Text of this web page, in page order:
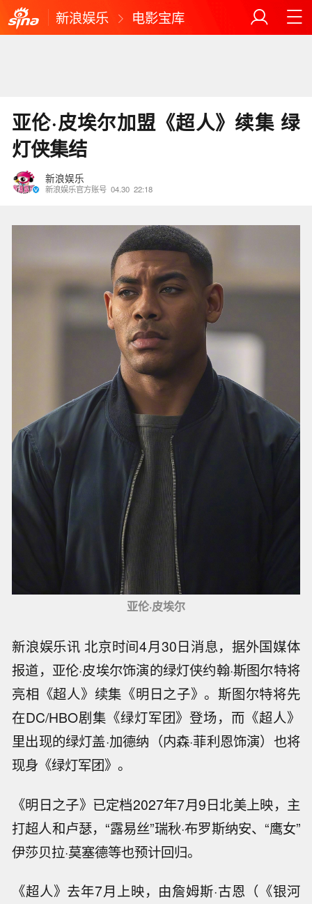
新浪娱乐 电影宝库
亚伦·皮埃尔加盟《超人》续集 绿
灯侠集结
新浪娱乐
新浪娱乐官方账号 04.30 22:18
亚伦·皮埃尔
新浪娱乐讯 北京时间4月30日消息，据外国媒体
报道，亚伦·皮埃尔饰演的绿灯侠约翰·斯图尔特将
亮相《超人》续集《明日之子》。斯图尔特将先
在DC/HBO剧集《绿灯军团》登场，而《超人》
里出现的绿灯盖·加德纳（内森·菲利恩饰演）也将
现身《绿灯军团》。
《明日之子》已定档2027年7月9日北美上映，主
打超人和卢瑟，“露易丝”瑞秋·布罗斯纳安、“鹰女”
伊莎贝拉·莫塞德等也预计回归。
《超人》去年7月上映，由詹姆斯·古恩（《银河